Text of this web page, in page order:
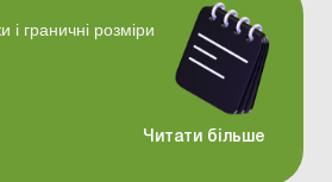
і граничні розміри
Читати більше